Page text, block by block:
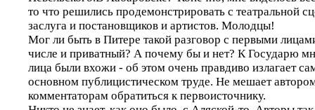
то что решились продемонстрировать с театральной
заслуга и постановщиков и артистов. Молодцы!
Мог ли быть в Питере такой разговор с первыми
числе и приватный? А почему бы и нет? К Государю
лица были вхожи - об этом очень правдиво излагает
основном публицистическом труде. Не мешает
комментаторам обратиться к первоисточнику.